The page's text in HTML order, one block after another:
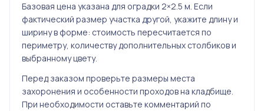
Базовая цена указана для оградки 2×2.5 м. Если
фактический размер участка другой, укажите длину и
ширину в форме: стоимость пересчитается по
периметру, количеству дополнительных столбиков и
выбранному цвету.
Перед заказом проверьте размеры места
захоронения и особенности проходов на кладбище.
При необходимости оставьте комментарий по